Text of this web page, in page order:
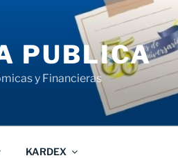
PUBLICA
y Financieras
KARDEX